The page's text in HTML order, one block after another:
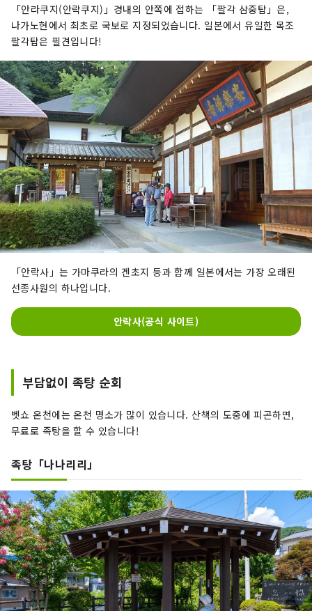
「안라쿠지(안락쿠지)」경내의 안쪽에 접하는 「팔각 삼중탑」은,
나가노현에서 최초로 국보로 지정되었습니다. 일본에서 유일한 목조
팔각탑은 필견입니다!
「안락사」는 가마쿠라의 겐초지 등과 함께 일본에서는 가장 오래된
선종사원의 하나입니다.
안락사(공식 사이트)
부담없이 족탕 순회
벳쇼 온천에는 온천 명소가 많이 있습니다. 산책의 도중에 피곤하면,
무료로 족탕을 할 수 있습니다!
족탕「나나리리」